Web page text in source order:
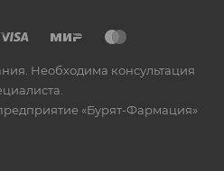
Необходима консультация
«Бурят-Фармация»